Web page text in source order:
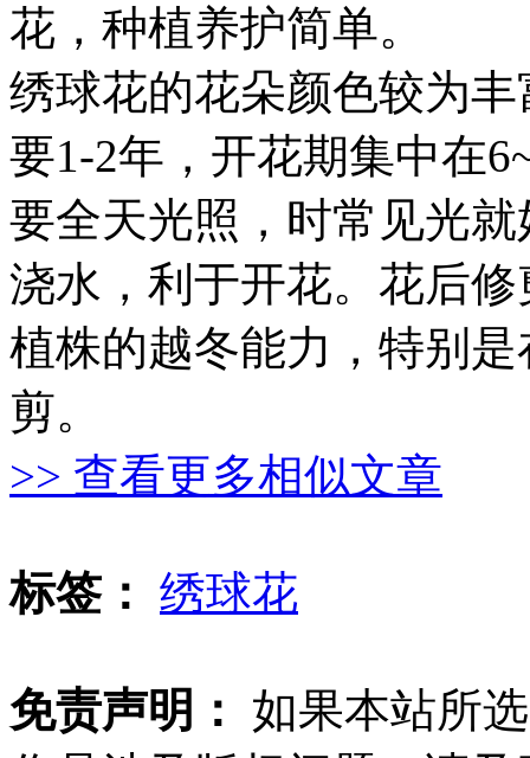
花，种植养护简单。
绣球花的花朵颜色较为
要1-2年，开花期集中在
要全天光照，时常见光
浇水，利于开花。花后
植株的越冬能力，特别
剪。
>> 查看更多相似文章
标签： 绣球花
免责声明：
如果本站所